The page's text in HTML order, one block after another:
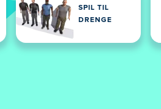
SPIL TIL
DRENGE